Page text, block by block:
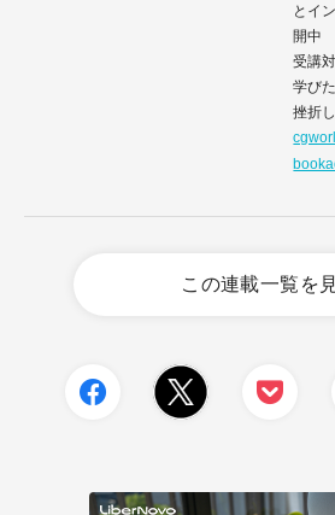
とイ
開中
受講
学び
挫折
この連載一覧を